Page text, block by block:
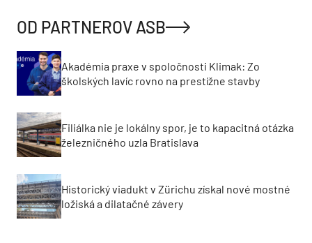
OD PARTNEROV ASB
Akadémia praxe v spoločnosti Klimak: Zo
školských lavíc rovno na prestížne stavby
Filiálka nie je lokálny spor, je to kapacitná otázka
železničného uzla Bratislava
Historický viadukt v Zürichu získal nové mostné
ložiská a dilatačné závery